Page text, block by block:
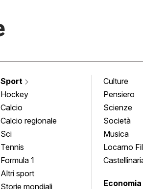
Sport
Hockey
Calcio
Calcio regionale
Sci
Tennis
Formula 1
Altri sport
Storie mondiali
Culture
Pensiero
Scienze
Società
Musica
Locarno
Economia